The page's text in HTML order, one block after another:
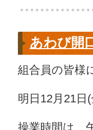
あわび開
組合員の皆様
明日12月21
操業時間は、